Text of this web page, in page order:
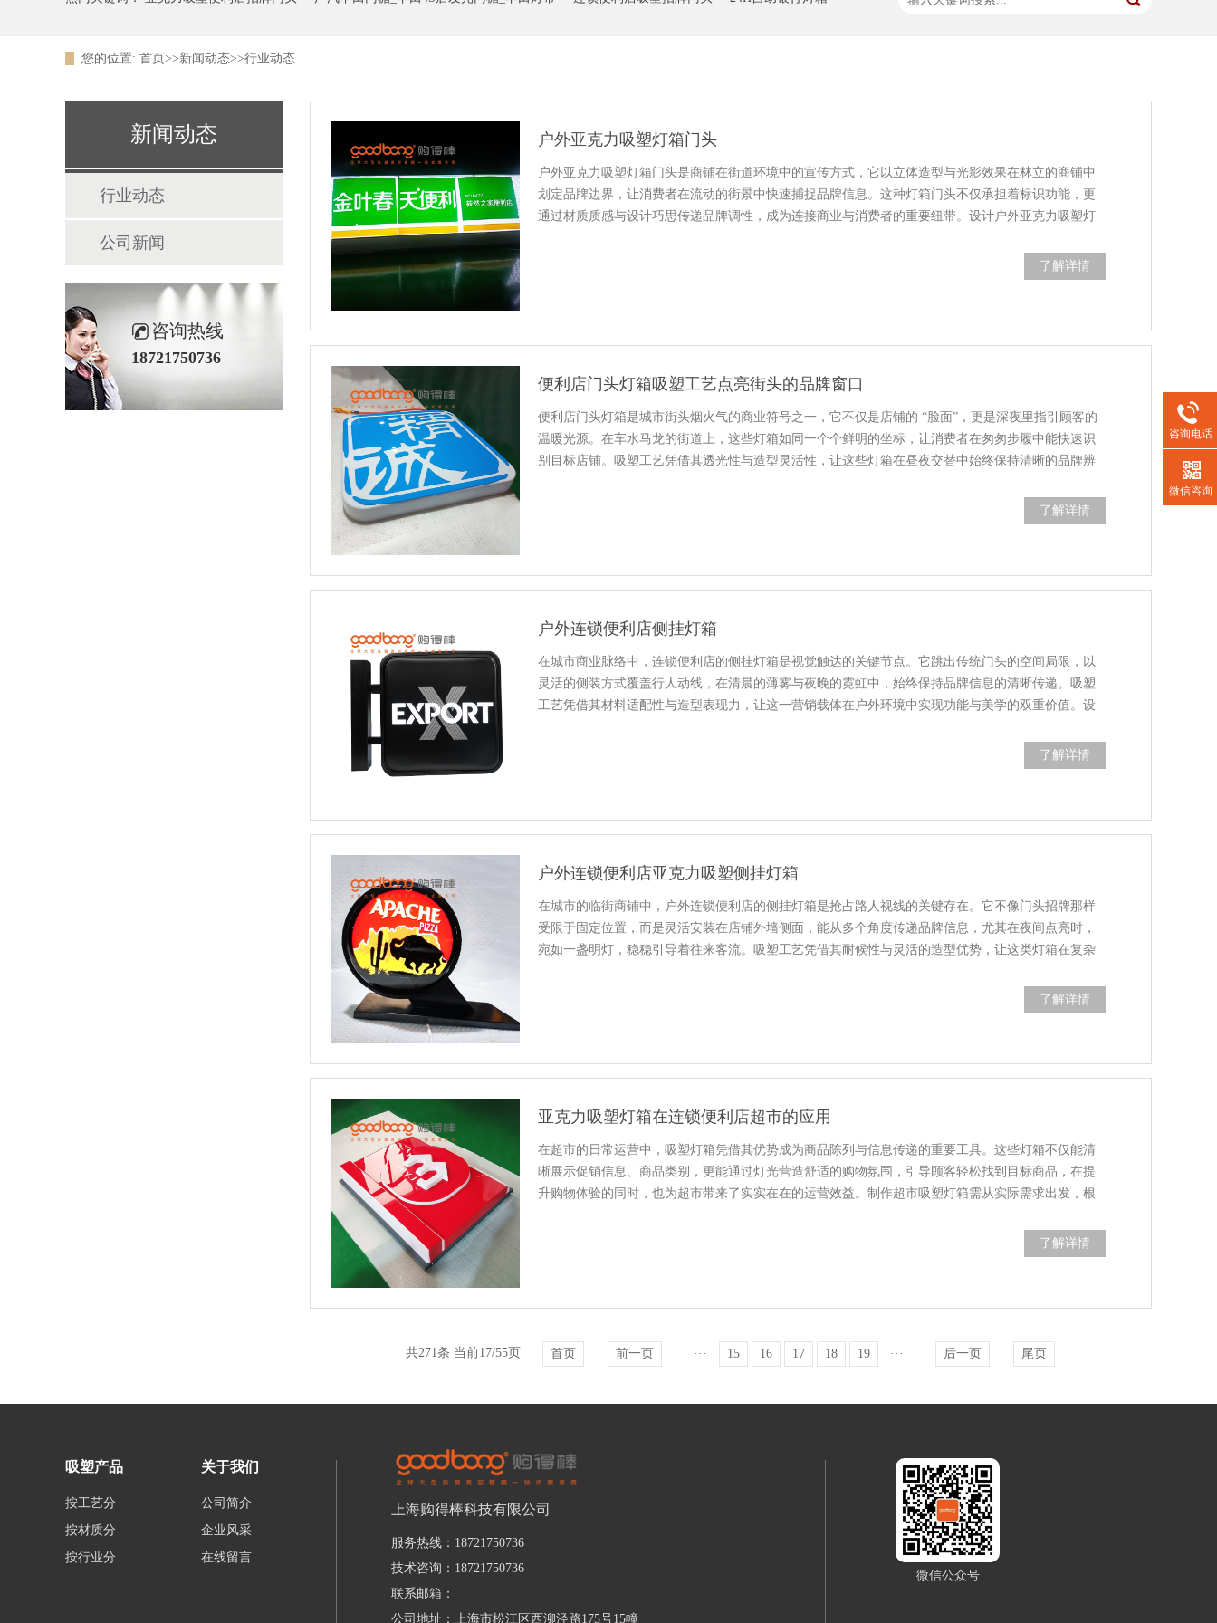
您的位置: 首页 >>新闻动态>>行业动态
新闻动态
行业动态
公司新闻
咨询热线
18721750736
户外亚克力吸塑灯箱门头
户外亚克力吸塑灯箱门头是商铺在街道环境中的宣传方式，它以立体造型与光影效果在林立的商铺中
划定品牌边界，让消费者在流动的街景中快速捕捉品牌信息。这种灯箱门头不仅承担着标识功能，更
通过材质质感与设计巧思传递品牌调性，成为连接商业与消费者的重要纽带。设计户外亚克力吸塑灯
了解详情
便利店门头灯箱吸塑工艺点亮街头的品牌窗口
便利店门头灯箱是城市街头烟火气的商业符号之一，它不仅是店铺的 “脸面”，更是深夜里指引顾客的
温暖光源。在车水马龙的街道上，这些灯箱如同一个个鲜明的坐标，让消费者在匆匆步履中能快速识
别目标店铺。吸塑工艺凭借其透光性与造型灵活性，让这些灯箱在昼夜交替中始终保持清晰的品牌辨
了解详情
户外连锁便利店侧挂灯箱
在城市商业脉络中，连锁便利店的侧挂灯箱是视觉触达的关键节点。它跳出传统门头的空间局限，以
灵活的侧装方式覆盖行人动线，在清晨的薄雾与夜晚的霓虹中，始终保持品牌信息的清晰传递。吸塑
工艺凭借其材料适配性与造型表现力，让这一营销载体在户外环境中实现功能与美学的双重价值。设
了解详情
户外连锁便利店亚克力吸塑侧挂灯箱
在城市的临街商铺中，户外连锁便利店的侧挂灯箱是抢占路人视线的关键存在。它不像门头招牌那样
受限于固定位置，而是灵活安装在店铺外墙侧面，能从多个角度传递品牌信息，尤其在夜间点亮时，
宛如一盏明灯，稳稳引导着往来客流。吸塑工艺凭借其耐候性与灵活的造型优势，让这类灯箱在复杂
了解详情
亚克力吸塑灯箱在连锁便利店超市的应用
在超市的日常运营中，吸塑灯箱凭借其优势成为商品陈列与信息传递的重要工具。这些灯箱不仅能清
晰展示促销信息、商品类别，更能通过灯光营造舒适的购物氛围，引导顾客轻松找到目标商品，在提
升购物体验的同时，也为超市带来了实实在在的运营效益。制作超市吸塑灯箱需从实际需求出发，根
了解详情
共271条 当前17/55页 首页 前一页 ··· 15 16 17 18 19 ··· 后一页 尾页
吸塑产品
按工艺分
按材质分
按行业分
关于我们
公司简介
企业风采
在线留言
上海购得棒科技有限公司
服务热线：18721750736
技术咨询：18721750736
联系邮箱：
公司地址：上海市松江区西泖泾路175号15幢
微信公众号
咨询电话
微信咨询